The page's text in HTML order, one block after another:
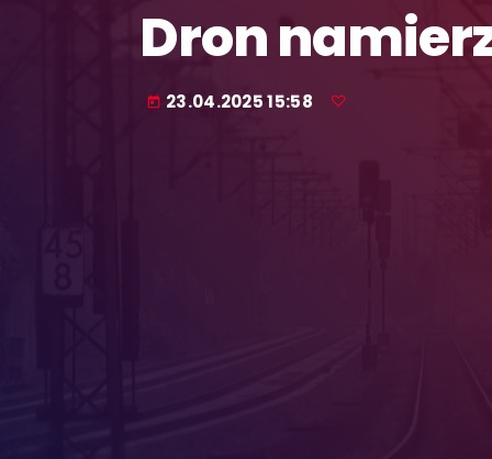
Dron
today 23.04.2025 15:58